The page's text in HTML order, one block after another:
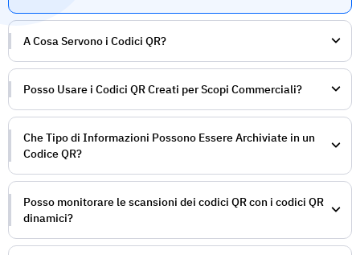
A Cosa Servono i Codici QR?
Posso Usare i Codici QR Creati per Scopi Commerciali?
Che Tipo di Informazioni Possono Essere Archiviate in un
Codice QR?
Posso monitorare le scansioni dei codici QR con i codici QR
dinamici?